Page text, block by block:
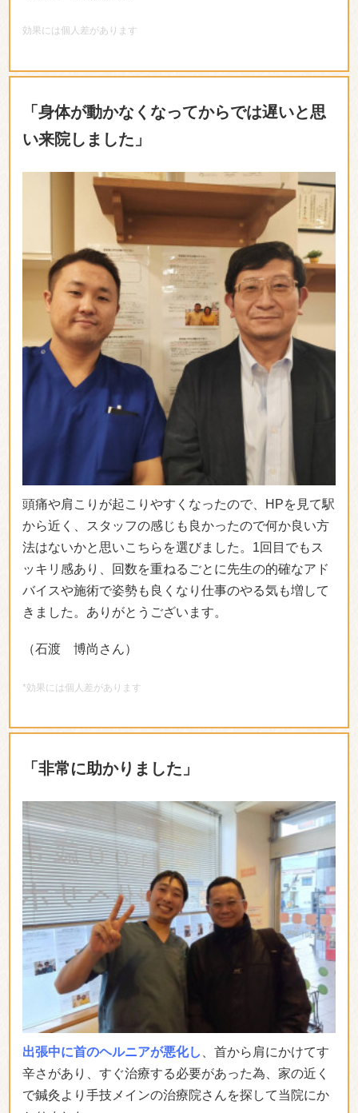
幼少の頃から肩こり、腰痛、手足の痺れ、頭痛など、
様々な不調に悩まされてきました。マッサージやカイ
ロ等色々なお店に長年通いましたが一旦良くなっても
すぐ悪い状態に戻ってしまいました。近所だったこと
もあり、初めて伺った際はカウンセリングに非常に多
くの時間を取り、丁寧な説明を受けた上で対応いただ
きました。今まで腰（骨盤）に重点を置いた店には当
たったことがなく、中心を整えることがこんなに大事
だと思っていなかったので最後の頼みの綱でした。自
身で取り組む必要もありますが、
以前の状態からはか
なり良くなっていて驚いています。先生と二人三脚で
これからもよろしくお願いします。
（印南 麻野さん）
効果には個人差があります
「雰囲気が良く通いやすかったです」
私は昔からの肩こりを少しでも改善したいと思ってき
ました。施術後は肩が軽くなって毎週通うことで1番
辛かった時と比べてだいぶ良くなりました！！普段の
生活で気をつけるべきこと、やった方が良いことなど
教えてもらい今までのダメな行動に気づけました。
（齋田 優花さん）
効果には個人差があります